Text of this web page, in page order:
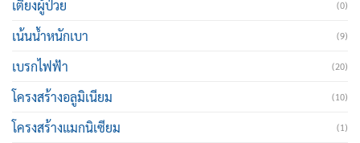
เตียงผู้ป่วย (0)
เน้นน้ำหนักเบา (9)
เบรกไฟฟ้า (20)
โครงสร้างอลูมิเนียม (10)
โครงสร้างแมกนิเซียม (1)